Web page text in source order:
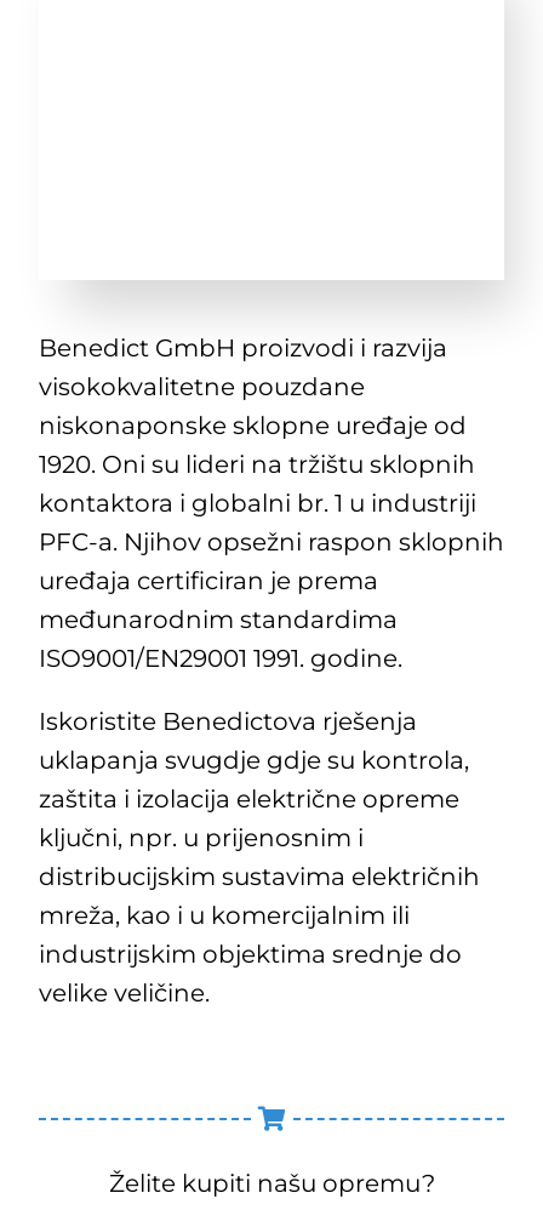
Benedict GmbH proizvodi i razvija
visokokvalitetne pouzdane
niskonaponske sklopne uređaje od
1920. Oni su lideri na tržištu sklopnih
kontaktora i globalni br. 1 u industriji
PFC-a. Njihov opsežni raspon sklopnih
uređaja certificiran je prema
međunarodnim standardima
ISO9001/EN29001 1991. godine.
Iskoristite Benedictova rješenja
uklapanja svugdje gdje su kontrola,
zaštita i izolacija električne opreme
ključni, npr. u prijenosnim i
distribucijskim sustavima električnih
mreža, kao i u komercijalnim ili
industrijskim objektima srednje do
velike veličine.
Želite kupiti našu opremu?